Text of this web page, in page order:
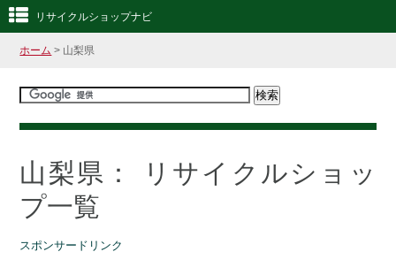
リサイクルショップナビ
ホーム > 山梨県
山梨県： リサイクルショッ
プ一覧
スポンサードリンク